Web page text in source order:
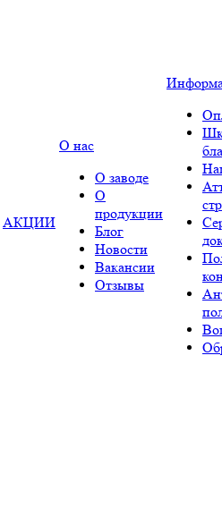
АКЦИИ
О нас
О заводе
О
продукции
Блог
Новости
Вакансии
Отзывы